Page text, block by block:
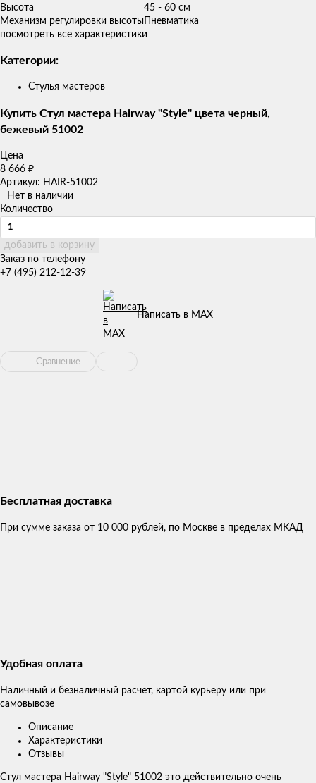
Высота
45 - 60 см​
Механизм регулировки высоты Пневматика
посмотреть все характеристики
Категории:
Стулья мастеров
Купить Стул мастера Hairway "Style" цвета черный,
бежевый 51002
Цена
8 666 ₽
Артикул: HAIR-51002
Нет в наличии
Количество
добавить в корзину
Заказ по телефону
+7 (495) 212-12-39
Написать в MAX
Сравнение
Бесплатная доставка
При сумме заказа от 10 000 рублей, по Москве в пределах МКАД
Удобная оплата
Наличный и безналичный расчет, картой курьеру или при
самовывозе
Описание
Характеристики
Отзывы
Стул мастера Hairway "Style" 51002 это действительно очень